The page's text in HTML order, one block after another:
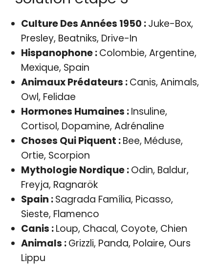
Culture Des Années 1950 :Juke-Box,
Presley, Beatniks, Drive-In
Hispanophone :Colombie, Argentine,
Mexique, Spain
Animaux Prédateurs :Canis, Animals,
Owl, Felidae
Hormones Humaines :Insuline,
Cortisol, Dopamine, Adrénaline
Choses Qui Piquent :Bee, Méduse,
Ortie, Scorpion
Mythologie Nordique :Odin, Baldur,
Freyja, Ragnarök
Spain :Sagrada Família, Picasso,
Sieste, Flamenco
Canis :Loup, Chacal, Coyote, Chien
Animals :Grizzli, Panda, Polaire, Ours
Lippu